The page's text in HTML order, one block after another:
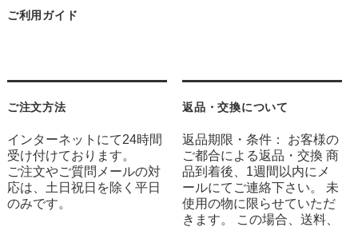
ご利用ガイド
ご注文方法
インターネットにて24時間
受け付けております。
ご注文やご質問メールの対
応は、土日祝日を除く平日
のみです。
返品・交換について
返品期限・条件： お客様の
ご都合による返品・交換 商
品到着後、1週間以内にメ
ールにてご連絡下さい。 未
使用の物に限らせていただ
きます。 この場合、送料、